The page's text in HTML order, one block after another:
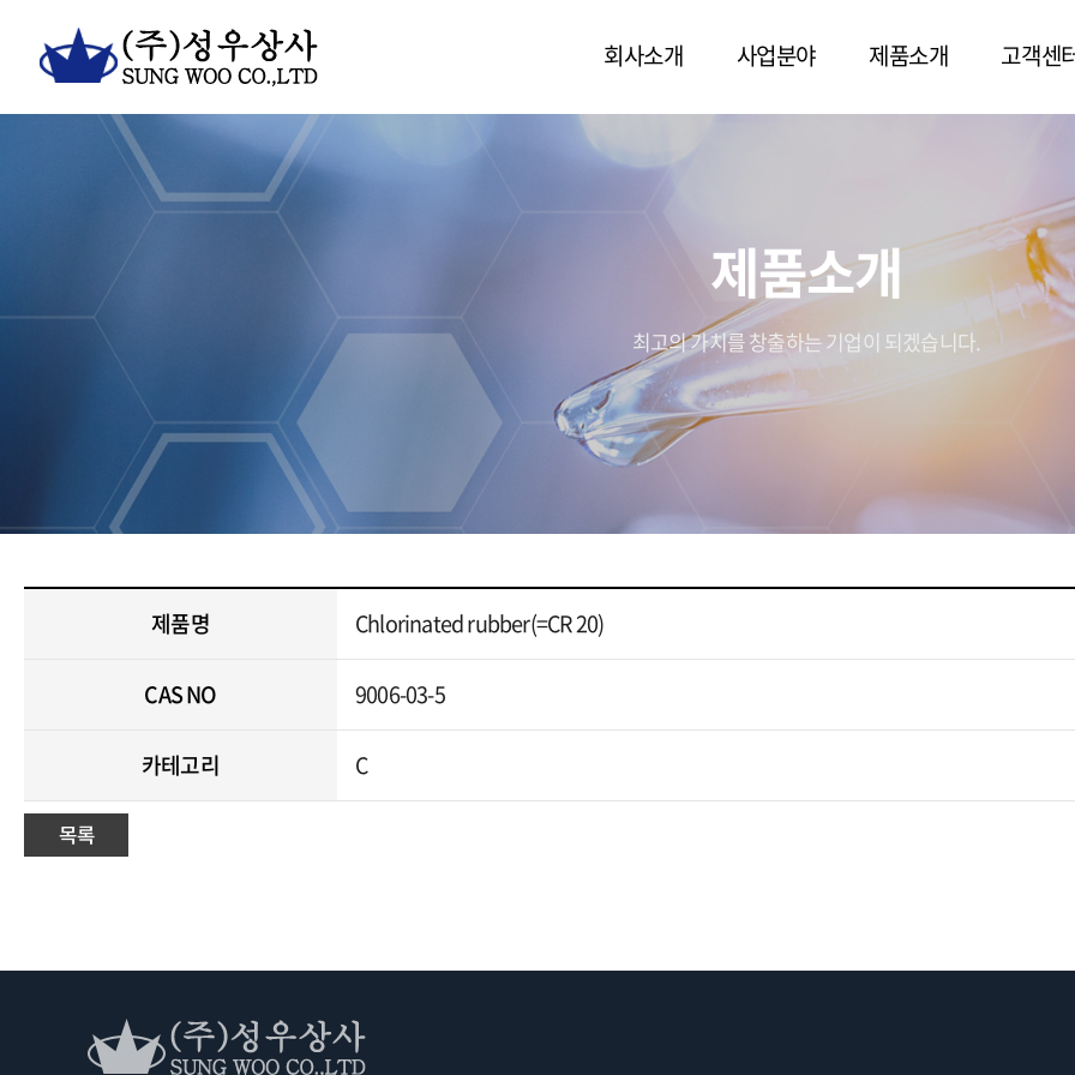
회사소개 사업분야 제품소개 고객센
제품소개
최고의 가치를 창출하는 기업이 되겠습니다.
제품명 Chlorinated rubber(=CR 20)
CAS NO 9006-03-5
카테고리 C